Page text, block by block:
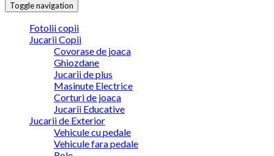
Toggle navigation
Fotolii copii
Jucarii Copii
Covorase de joaca
Ghiozdane
Jucarii de plus
Masinute Electrice
Corturi de joaca
Jucarii Educative
Jucarii de Exterior
Vehicule cu pedale
Vehicule fara pedale